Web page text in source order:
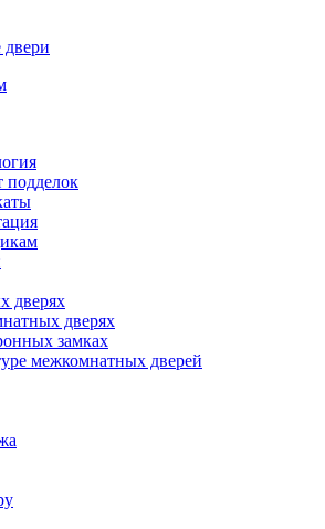
подделок
дверях
дверях
замках
межкомнатных дверей